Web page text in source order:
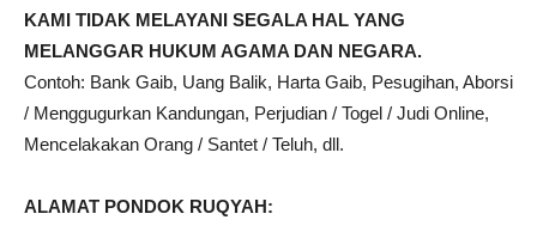
KAMI TIDAK MELAYANI SEGALA HAL YANG
MELANGGAR HUKUM AGAMA DAN NEGARA.
Contoh: Bank Gaib, Uang Balik, Harta Gaib, Pesugihan, Aborsi
/ Menggugurkan Kandungan, Perjudian / Togel / Judi Online,
Mencelakakan Orang / Santet / Teluh, dll.
ALAMAT PONDOK RUQYAH: